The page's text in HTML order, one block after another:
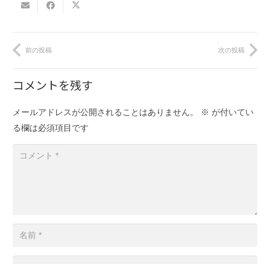
前の投稿 次の投稿
コメントを残す
メールアドレスが公開されることはありません。 ※ が付いてい
る欄は必須項目です